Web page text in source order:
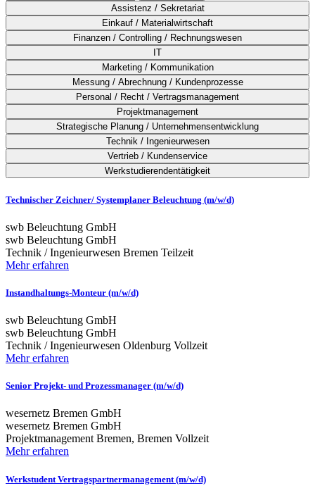
Assistenz / Sekretariat
Einkauf / Materialwirtschaft
Finanzen / Controlling / Rechnungswesen
IT
Marketing / Kommunikation
Messung / Abrechnung / Kundenprozesse
Personal / Recht / Vertragsmanagement
Projektmanagement
Strategische Planung / Unternehmensentwicklung
Technik / Ingenieurwesen
Vertrieb / Kundenservice
Werkstudierendentätigkeit
Technischer Zeichner/ Systemplaner Beleuchtung (m/w/d)
swb Beleuchtung GmbH
swb Beleuchtung GmbH
Technik / Ingenieurwesen Bremen Teilzeit
Mehr erfahren
Instandhaltungs-Monteur (m/w/d)
swb Beleuchtung GmbH
swb Beleuchtung GmbH
Technik / Ingenieurwesen Oldenburg Vollzeit
Mehr erfahren
Senior Projekt- und Prozessmanager (m/w/d)
wesernetz Bremen GmbH
wesernetz Bremen GmbH
Projektmanagement Bremen, Bremen Vollzeit
Mehr erfahren
Werkstudent Vertragspartnermanagement (m/w/d)